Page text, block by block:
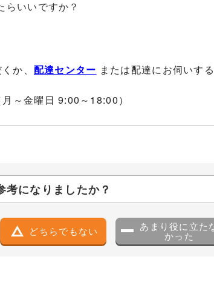
らいいですか？
か、 配達センター または配達にお伺いす
～金曜日 9:00～18:00）
考になりましたか？
どちらでもない
あまり役に立た
かった